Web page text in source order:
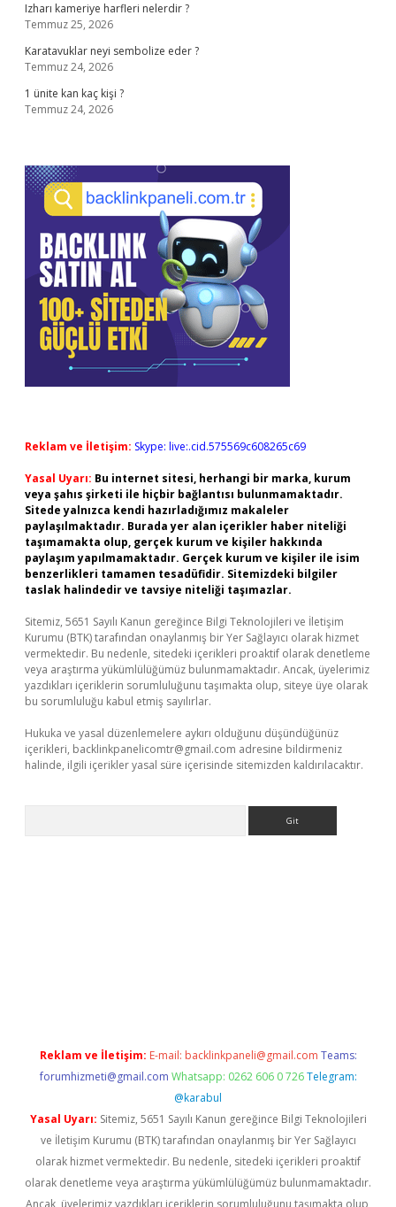
Izharı kameriye harfleri nelerdir ?
Temmuz 25, 2026
Karatavuklar neyi sembolize eder ?
Temmuz 24, 2026
1 ünite kan kaç kişi ?
Temmuz 24, 2026
Reklam ve İletişim: Skype: live:.cid.575569c608265c69
Yasal Uyarı: Bu internet sitesi, herhangi bir marka, kurum
veya şahıs şirketi ile hiçbir bağlantısı bulunmamaktadır.
Sitede yalnızca kendi hazırladığımız makaleler
paylaşılmaktadır. Burada yer alan içerikler haber niteliği
taşımamakta olup, gerçek kurum ve kişiler hakkında
paylaşım yapılmamaktadır. Gerçek kurum ve kişiler ile isim
benzerlikleri tamamen tesadüfidir. Sitemizdeki bilgiler
taslak halindedir ve tavsiye niteliği taşımazlar.
Sitemiz, 5651 Sayılı Kanun gereğince Bilgi Teknolojileri ve İletişim
Kurumu (BTK) tarafından onaylanmış bir Yer Sağlayıcı olarak hizmet
vermektedir. Bu nedenle, sitedeki içerikleri proaktif olarak denetleme
veya araştırma yükümlülüğümüz bulunmamaktadır. Ancak, üyelerimiz
yazdıkları içeriklerin sorumluluğunu taşımakta olup, siteye üye olarak
bu sorumluluğu kabul etmiş sayılırlar.
Hukuka ve yasal düzenlemelere aykırı olduğunu düşündüğünüz
içerikleri, backlinkpanelicomtr@gmail.com adresine bildirmeniz
halinde, ilgili içerikler yasal süre içerisinde sitemizden kaldırılacaktır.
Reklam ve İletişim: E-mail: backlinkpaneli@gmail.com Teams:
forumhizmeti@gmail.com Whatsapp: 0262 606 0 726 Telegram:
@karabul
Yasal Uyarı: Sitemiz, 5651 Sayılı Kanun gereğince Bilgi Teknolojileri
ve İletişim Kurumu (BTK) tarafından onaylanmış bir Yer Sağlayıcı
olarak hizmet vermektedir. Bu nedenle, sitedeki içerikleri proaktif
olarak denetleme veya araştırma yükümlülüğümüz bulunmamaktadır.
Ancak, üyelerimiz yazdıkları içeriklerin sorumluluğunu taşımakta olup,